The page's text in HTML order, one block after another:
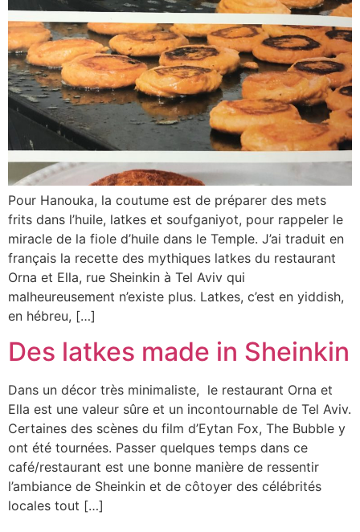
Pour Hanouka, la coutume est de préparer des mets
frits dans l’huile, latkes et soufganiyot, pour rappeler le
miracle de la fiole d’huile dans le Temple. J’ai traduit en
français la recette des mythiques latkes du restaurant
Orna et Ella, rue Sheinkin à Tel Aviv qui
malheureusement n’existe plus. Latkes, c’est en yiddish,
en hébreu, […]
Des latkes made in Sheinkin
Dans un décor très minimaliste, le restaurant Orna et
Ella est une valeur sûre et un incontournable de Tel Aviv.
Certaines des scènes du film d’Eytan Fox, The Bubble y
ont été tournées. Passer quelques temps dans ce
café/restaurant est une bonne manière de ressentir
l’ambiance de Sheinkin et de côtoyer des célébrités
locales tout […]